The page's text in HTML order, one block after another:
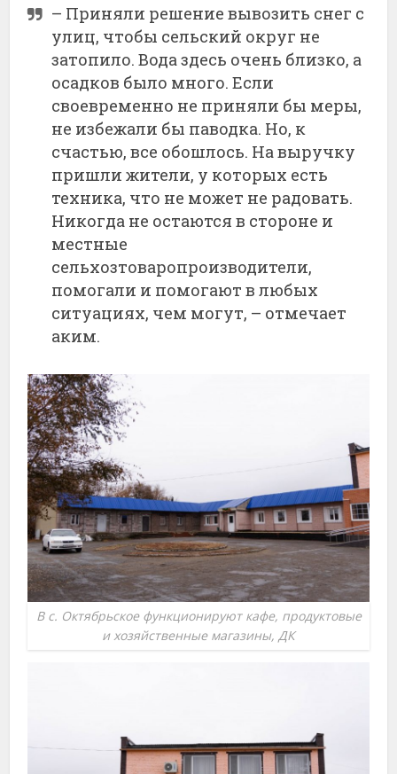
– Приняли решение вывозить снег с
улиц, чтобы сельский округ не
затопило. Вода здесь очень близко, а
осадков было много. Если
своевременно не приняли бы меры,
не избежали бы паводка. Но, к
счастью, все обошлось. На выручку
пришли жители, у которых есть
техника, что не может не радовать.
Никогда не остаются в стороне и
местные
сельхозтоваропроизводители,
помогали и помогают в любых
ситуациях, чем могут, – отмечает
аким.
В с. Октябрьское функционируют кафе, продуктовые
и хозяйственные магазины, ДК